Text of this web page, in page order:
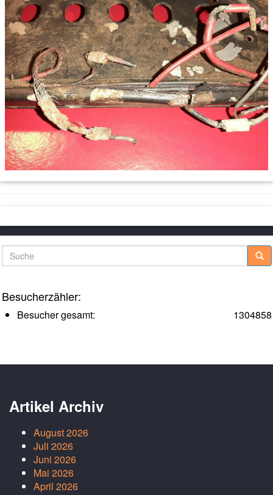
Suche
Besucherzähler:
1304858
Besucher gesamt:
Artikel Archiv
August 2026
Juli 2026
Juni 2026
Mai 2026
April 2026